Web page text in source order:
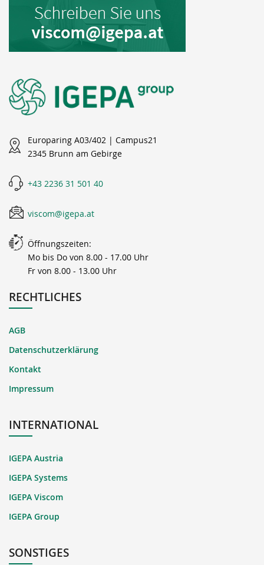
Europaring A03/402 | Campus21
2345 Brunn am Gebirge
+43 2236 31 501 40
viscom@igepa.at
Öffnungszeiten:
Mo bis Do von 8.00 - 17.00 Uhr
Fr von 8.00 - 13.00 Uhr
RECHTLICHES
AGB
Datenschutzerklärung
Kontakt
Impressum
INTERNATIONAL
IGEPA Austria
IGEPA Systems
IGEPA Viscom
IGEPA Group
SONSTIGES